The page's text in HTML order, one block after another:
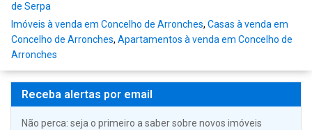
de Serpa
Imóveis à venda em Concelho de Arronches, Casas à venda em
Concelho de Arronches, Apartamentos à venda em Concelho de
Arronches
Receba alertas por email
Não perca: seja o primeiro a saber sobre novos imóveis